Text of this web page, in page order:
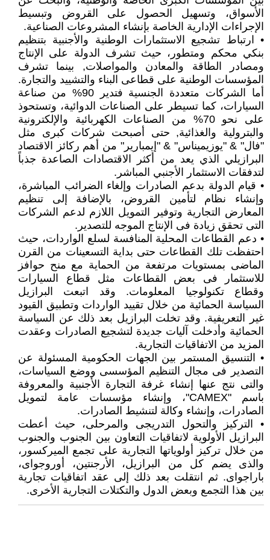
الأسواق، وتسهيل الحصول على القروض وتبسيط
الإجراءات الإدارية الخاصة بإنشاء المشروعات الصناعية.
• ارتباط تشجيع الاستثمارات الوطنية والأجنبية بتنظيم
بنكي محكم ومتطور، حيث تشرف الدولة على الإنتاج
ومصادر الطاقة والمعادن والمواصلات, بينما تشرف
المؤسسات الوطنية على قطاعى البناء والتشييد والتجارة.
أما الشركات متعددة الجنسية فتدير 90% من صناعة
السيارات، كما تسيطر على الصناعات الدوائية، وتستحوذ
على نحو 70% من الصناعات الكهربائية والإلكترونية
والبترولية والغذائية, حتى أصبحت شركات كبرى مثل
"فال" & "يوزيميناس" & "إيمبارير" من أهم ركائز الاقتصاد
البرازيلي الذي يعد من أكثر الاقتصادات الصاعدة جذباً
لتدفقات الاستثمار الأجنبي المباشر.
• قيام الدولة بدعم الصادرات وإلغاء الضرائب المباشرة،
وإنشاء نظام لتأمين القروض، بالإضافة إلى تنظيم
المعارض التجارية وتوفير التمويل اللازم لدعم الشركات
التى تحقق زيادة فى الإنتاج الموجه للتصدير.
• دعم القطاعات المحلية المنافسة لسلع الواردات، حيث
احتفظت تلك القطاعات حتى بداية التسعينات من القرن
الماضى بمستويات مرتفعة من الحماية مع منح حوافز
للاستثمار فى بعض القطاعات مثل قطاع السيارات
وقطاع تكنولوجيا المعلومات. وقد اتبعت البرازيل
السياسة الحمائية من خلال تقييد الواردات وتطبيق القيود
غير التعريفية. وقد تخلت البرازيل بعد ذلك عن السياسة
الحمائية وأدخلت آليات جديدة لتشجيع الصادرات وعقدت
المزيد من الاتفاقيات التجارية.
• التنسيق المستمر بين الجهات الحكومية المسئولة عن
التصدير فى مجال التنظيم المؤسسى ووضع السياسات،
والتى نتج عنها إنشاء غرفة التجارة الأجنبية والمعروفة
باسم "CAMEX"، وإنشاء مؤسسات عامة لتمويل
الصادرات، وإنشاء وكالة لتنشيط الصادرات.
• التركيز والتحول التدريجى والمرحلى، حيث أعطت
البرازيل الأولوية لاتفاقيات التعاون بين الجنوب والجنوب
من خلال تركيز أولوياتها التجارية على تجمع الميركسور،
والذى يضم كل من البرازيل، الأرجنتين، أوروجواى،
باراجواى. ثم انتقلت بعد ذلك إلى عقد اتفاقيات تجارية
بين هذا التجمع وبعض الدول والتكتلات التجارية الأخرى.